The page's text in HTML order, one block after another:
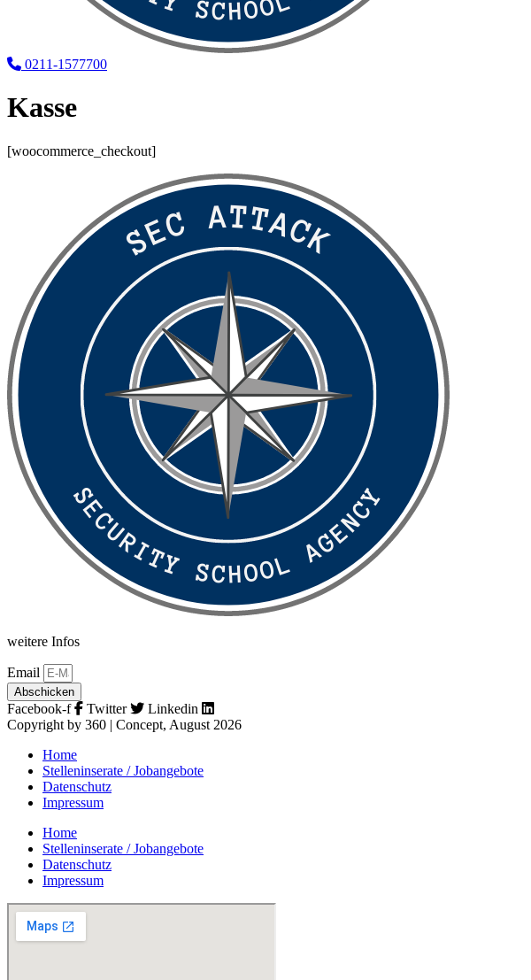
0211-1577700
Kasse
[woocommerce_checkout]
weitere Infos
Email
Abschicken
Facebook-f Twitter
Linkedin
Copyright by 360 | Concept, August 2026
Home
Stelleninserate / Jobangebote
Datenschutz
Impressum
Home
Stelleninserate / Jobangebote
Datenschutz
Impressum